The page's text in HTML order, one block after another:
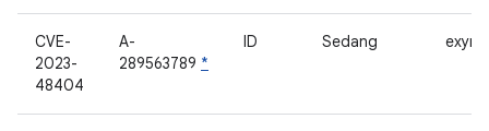
CVE-
2023-
48404
A-
289563789 *
ID Sedang